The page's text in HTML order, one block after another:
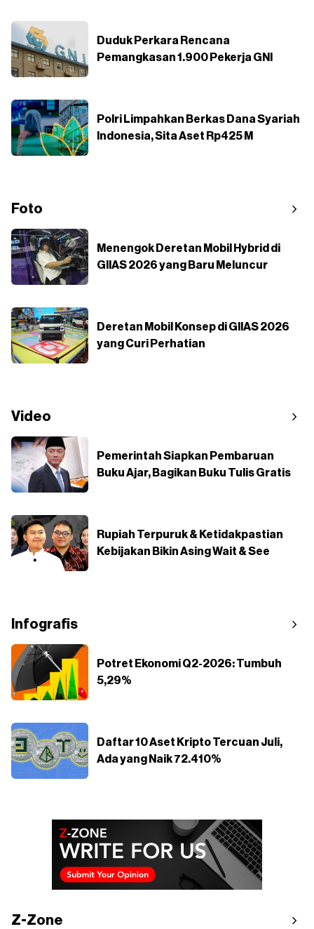
Duduk Perkara Rencana
Pemangkasan 1.900 Pekerja GNI
Polri Limpahkan Berkas Dana Syariah
Indonesia, Sita Aset Rp425 M
Foto
Menengok Deretan Mobil Hybrid di
GIIAS 2026 yang Baru Meluncur
Deretan Mobil Konsep di GIIAS 2026
yang Curi Perhatian
Video
Pemerintah Siapkan Pembaruan
Buku Ajar, Bagikan Buku Tulis Gratis
Rupiah Terpuruk & Ketidakpastian
Kebijakan Bikin Asing Wait & See
Infografis
Potret Ekonomi Q2-2026: Tumbuh
5,29%
Daftar 10 Aset Kripto Tercuan Juli,
Ada yang Naik 72.410%
Z-Zone